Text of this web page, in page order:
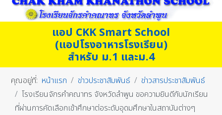
แอป CKK Smart School
(แอปโรงอาหารโรงเรียน)
สำหรับ ม.1 และม.4
คุณอยู่ที่: หน้าแรก ข่าวประชาสัมพันธ์
ข่าวสารประชาสัมพันธ์
โรงเรียนจักรคำคณาทร จังหวัดลำพูน ขอความยินดีกับนักเรียน
ที่ผ่านการคัดเลือกเข้าศึกษาต่อระดับอุดมศึกษาในสถาบันต่างๆ